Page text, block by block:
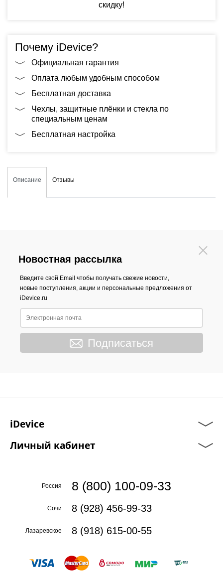
скидку!
Почему iDevice?
Официальная гарантия
Оплата любым удобным способом
Бесплатная доставка
Чехлы, защитные плёнки и стекла по
специальным ценам
Бесплатная настройка
Описание Отзывы
Новостная рассылка
Введите свой Email чтобы получать свежие новости,
новые поступления, акции и персональные предложения от
iDevice.ru
Подписаться
iDevice
Личный кабинет
Россия 8 (800) 100-09-33
Сочи 8 (928) 456-99-33
Лазаревское 8 (918) 615-00-55